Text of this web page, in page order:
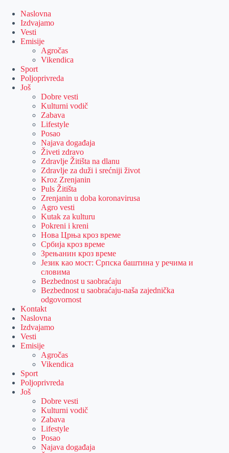
content
Naslovna
Izdvajamo
Vesti
Emisije
Agročas
Vikendica
Sport
Poljoprivreda
Još
Dobre vesti
Kulturni vodič
Zabava
Lifestyle
Posao
Najava događaja
Živeti zdravo
Zdravlje Žitišta na dlanu
Zdravlje za duži i srećniji život
Kroz Zrenjanin
Puls Žitišta
Zrenjanin u doba koronavirusa
Agro vesti
Kutak za kulturu
Pokreni i kreni
Нова Црња кроз време
Србија кроз време
Зрењанин кроз време
Језик као мост: Српска баштина у речима и
словима
Bezbednost u saobraćaju
Bezbednost u saobraćaju-naša zajednička
odgovornost
Kontakt
Naslovna
Izdvajamo
Vesti
Emisije
Agročas
Vikendica
Sport
Poljoprivreda
Još
Dobre vesti
Kulturni vodič
Zabava
Lifestyle
Posao
Najava događaja